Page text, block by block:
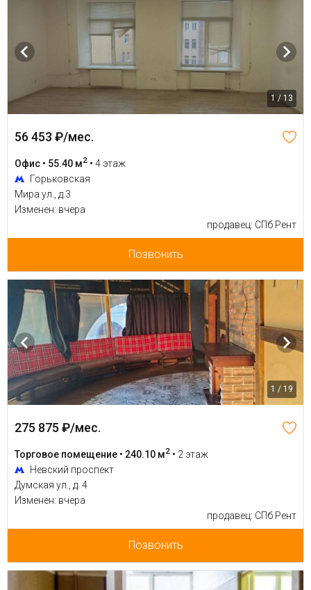
1 / 13
56 453 ₽/мес.
Офис • 55.40 м2 • 4 этаж
Горьковская
Мира ул., д.3
Изменен: вчера
продавец: СПб Рент
Позвонить
1 / 19
275 875 ₽/мес.
Торговое помещение • 240.10 м2 • 2 этаж
Невский проспект
Думская ул., д. 4
Изменен: вчера
продавец: СПб Рент
Позвонить